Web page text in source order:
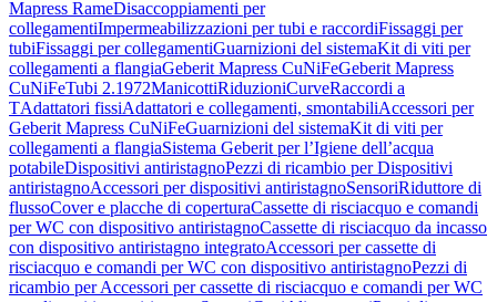
Mapress RameDisaccoppiamenti per
collegamentiImpermeabilizzazioni per tubi e raccordiFissaggi per
tubiFissaggi per collegamentiGuarnizioni del sistemaKit di viti per
collegamenti a flangiaGeberit Mapress CuNiFeGeberit Mapress
CuNiFeTubi 2.1972ManicottiRiduzioniCurveRaccordi a
TAdattatori fissiAdattatori e collegamenti, smontabiliAccessori per
Geberit Mapress CuNiFeGuarnizioni del sistemaKit di viti per
collegamenti a flangiaSistema Geberit per l’Igiene dell’acqua
potabileDispositivi antiristagnoPezzi di ricambio per Dispositivi
antiristagnoAccessori per dispositivi antiristagnoSensoriRiduttore di
flussoCover e placche di coperturaCassette di risciacquo e comandi
per WC con dispositivo antiristagnoCassette di risciacquo da incasso
con dispositivo antiristagno integratoAccessori per cassette di
risciacquo e comandi per WC con dispositivo antiristagnoPezzi di
ricambio per Accessori per cassette di risciacquo e comandi per WC